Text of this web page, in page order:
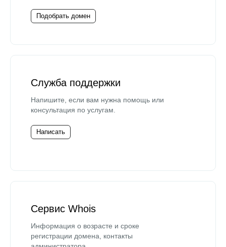
Подобрать домен
Служба поддержки
Напишите, если вам нужна помощь или
консультация по услугам.
Написать
Сервис Whois
Информация о возрасте и сроке
регистрации домена, контакты